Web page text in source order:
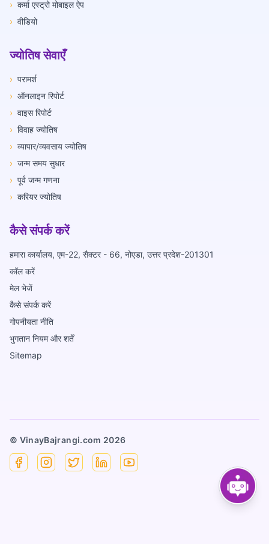
› कर्मा एस्ट्रो मोबाइल ऐप
› वीडियो
ज्योतिष सेवाएँ
› परामर्श
› ऑनलाइन रिपोर्ट
› वाइस रिपोर्ट
› विवाह ज्योतिष
› व्यापार/व्यवसाय ज्योतिष
› जन्म समय सुधार
› पूर्व जन्म गणना
› करियर ज्योतिष
कैसे संपर्क करें
हमारा कार्यालय, एम-22, सैक्टर - 66, नोएडा, उत्तर प्रदेश-201301
कॉल करें
मेल भेजें
कैसे संपर्क करें
गोपनीयता नीति
भुगतान नियम और शर्तें
Sitemap
© VinayBajrangi.com 2026
FacebookInstagram
X LinkedinYouTube